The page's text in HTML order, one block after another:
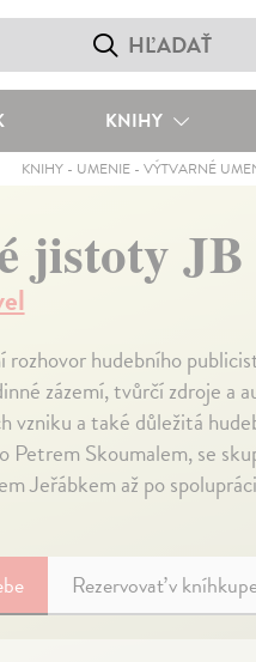
KNIHY
KNIHY - UMENIE -VÝTVARNÉ
jistoty JB
rozhovor hudebního
zázemí, tvůrčí zdroje a
vzniku a také důležitá
Petrem Skoumalem, se
Jeřábkem až po
Rezervovať v